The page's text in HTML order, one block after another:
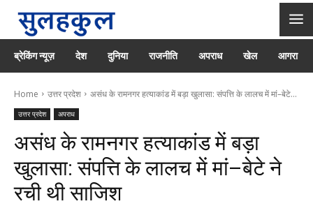
ब्रेकिंग न्यूज़ देश दुनिया राजनीति अपराध खेल आगरा
Home उत्तर प्रदेश असंध के रामनगर हत्याकांड में बड़ा खुलासा: संपत्ति के लालच में मां–बेटे...
उत्तर प्रदेश अपराध
असंध के रामनगर हत्याकांड में बड़ा
खुलासा: संपत्ति के लालच में मां–बेटे ने
रची थी साजिश